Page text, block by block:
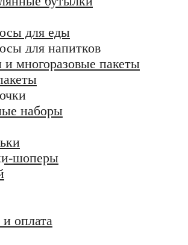
для еды
для напитков
многоразовые пакеты
наборы
шоперы
оплата